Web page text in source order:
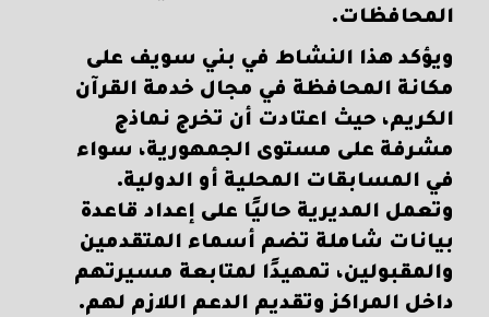
المحافظات.
ويؤكد هذا النشاط في بني سويف على
مكانة المحافظة في مجال خدمة القرآن
الكريم، حيث اعتادت أن تخرج نماذج
مشرفة على مستوى الجمهورية، سواء
في المسابقات المحلية أو الدولية.
وتعمل المديرية حاليًا على إعداد قاعدة
بيانات شاملة تضم أسماء المتقدمين
والمقبولين، تمهيدًا لمتابعة مسيرتهم
داخل المراكز وتقديم الدعم اللازم لهم.